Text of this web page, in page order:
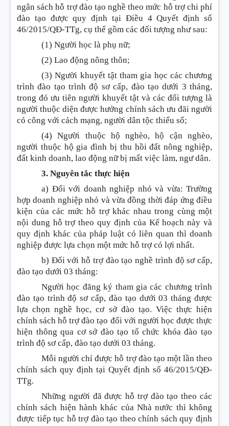
ngân sách hỗ trợ đào tạo nghề theo mức hỗ trợ chi phí
đào tạo được quy định tại Điều 4 Quyết định số
46/2015/QĐ-TTg, cụ thể gồm các đối tượng như sau:
(1) Người học là phụ nữ;
(2) Lao động nông thôn;
(3) Người khuyết tật tham gia học các chương
trình đào tạo trình độ sơ cấp, đào tạo dưới 3 tháng,
trong đó ưu tiên người khuyết tật và các đối tượng là
người thuộc diện được hưởng chính sách ưu đãi người
có công với cách mạng, người dân tộc thiểu số;
(4) Người thuộc hộ nghèo, hộ cận nghèo,
người thuộc hộ gia đình bị thu hồi đất nông nghiệp,
đất kinh doanh, lao động nữ bị mất việc làm, ngư dân.
3. Nguyên tắc thực hiện
a) Đối với doanh nghiệp nhỏ và vừa: Trường
hợp doanh nghiệp nhỏ và vừa đồng thời đáp ứng điều
kiện của các mức hỗ trợ khác nhau trong cùng một
nội dung hỗ trợ theo quy định của Kế hoạch này và
quy định khác của pháp luật có liên quan thì doanh
nghiệp được lựa chọn một mức hỗ trợ có lợi nhất.
b) Đối với hỗ trợ đào tạo nghề trình độ sơ cấp,
đào tạo dưới 03 tháng:
Người học đăng ký tham gia các chương trình
đào tạo trình độ sơ cấp, đào tạo dưới 03 tháng được
lựa chọn nghề học, cơ sở đào tạo. Việc thực hiện
chính sách hỗ trợ đào tạo đối với người học được thực
hiện thông qua cơ sở đào tạo tổ chức khóa đào tạo
trình độ sơ cấp, đào tạo dưới 03 tháng.
Mỗi người chỉ được hỗ trợ đào tạo một lần theo
chính sách quy định tại Quyết định số 46/2015/QĐ-
TTg.
Những người đã được hỗ trợ đào tạo theo các
chính sách hiện hành khác của Nhà nước thì không
được tiếp tục hỗ trợ đào tạo theo chính sách quy định